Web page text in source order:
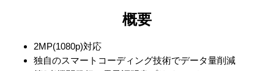
概要
2MP(1080p)対応
独自のスマートコーディング技術でデータ量削減